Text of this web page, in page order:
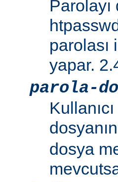
parolası
yapar.
parola-
dosya